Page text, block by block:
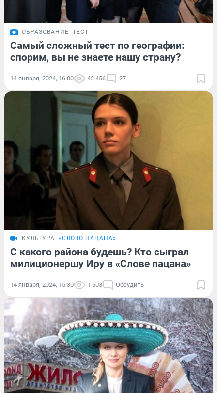
ОБРАЗОВАНИЕ ТЕСТ
Самый сложный тест по географии:
спорим, вы не знаете нашу страну?
14 января, 2024, 16:00 42 456 27
КУЛЬТУРА «СЛОВО ПАЦАНА»
С какого района будешь? Кто сыграл
милиционершу Иру в «Слове пацана»
14 января, 2024, 15:30 1 503 Обсудить